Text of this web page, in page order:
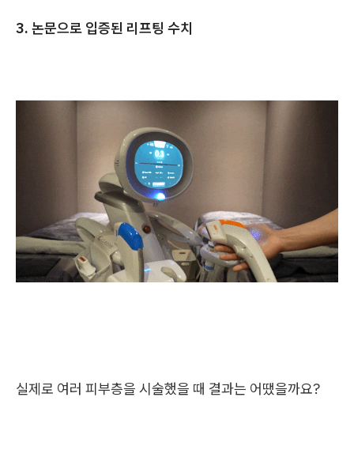
3. 논문으로 입증된 리프팅 수치
실제로 여러 피부층을 시술했을 때 결과는 어땠을까요?